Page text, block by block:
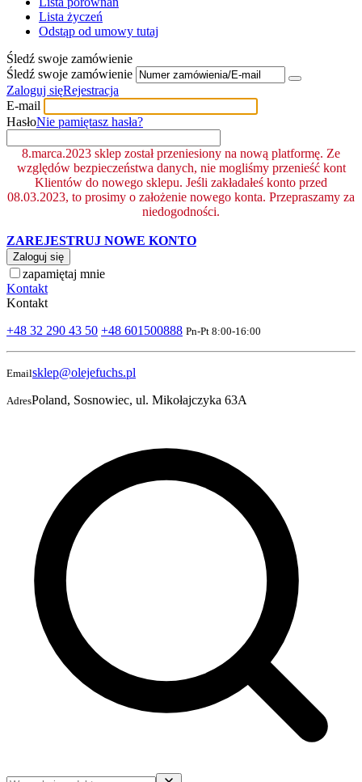
Lista życzeń
Odstąp od umowy tutaj
Śledź swoje zamówienie
Śledź swoje zamówienie
Zaloguj sięRejestracja
E-mail
HasłoNie pamiętasz hasła?
8.marca.2023 sklep został przeniesiony na nową platformę. Ze
względów bezpieczeństwa danych, nie mogliśmy przenieść kont
Klientów do nowego sklepu. Jeśli zakładałeś konto przed
08.03.2023, to prosimy o założenie nowego konta. Przepraszamy za
niedogodności.
ZAREJESTRUJ NOWE KONTO
Zaloguj się
zapamiętaj mnie
Kontakt
Kontakt
+48 32 290 43 50 +48 601500888 Pn-Pt 8:00-16:00
Emailsklep@olejefuchs.pl
AdresPoland, Sosnowiec, ul. Mikołajczyka 63A